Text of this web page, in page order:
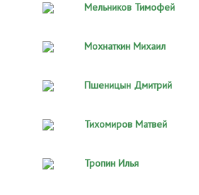
Мельников Тимофей
Мохнаткин Михаил
Пшеницын Дмитрий
Тихомиров Матвей
Тропин Илья